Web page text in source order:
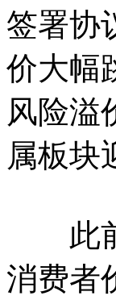
签署协
价大幅
风险溢
属板块
此前
消费者